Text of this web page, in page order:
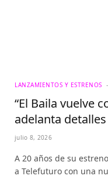
LANZAMIENTOS Y ESTRENOS
“El Baila vuelve
adelanta
esperado de la
julio 8, 2026
A 20 años de su
a Telefuturo con una